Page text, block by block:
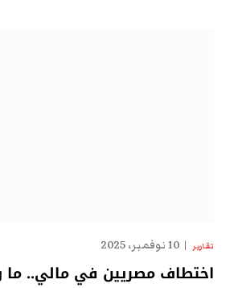
تقارير 10 نوفمبر، 2025
اختطاف مصريين في مالي.. ما